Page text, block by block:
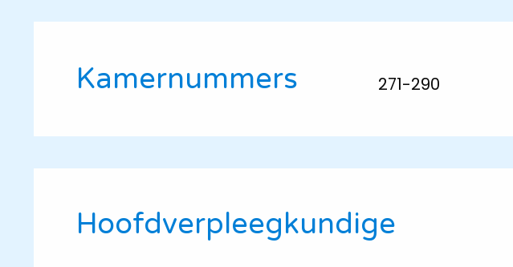
Kamernummers 271-290
Hoofdverpleegkundige